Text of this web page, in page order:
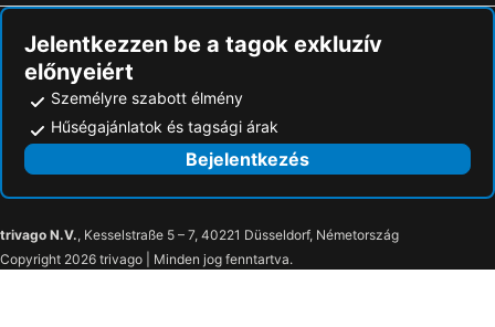
Jelentkezzen be a tagok exkluzív
előnyeiért
Személyre szabott élmény
Hűségajánlatok és tagsági árak
Bejelentkezés
trivago N.V., Kesselstraße 5 – 7, 40221 Düsseldorf, Németország
Copyright 2026 trivago | Minden jog fenntartva.